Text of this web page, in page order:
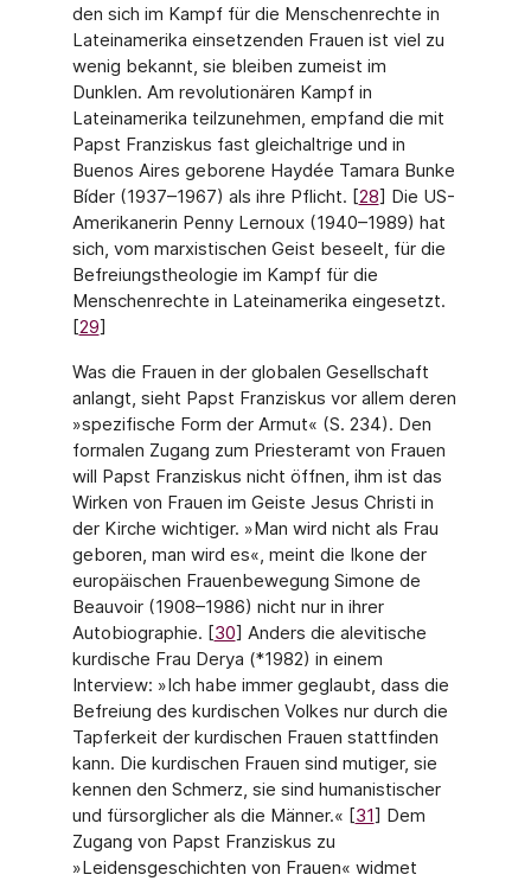
den sich im Kampf für die Menschenrechte in
Lateinamerika einsetzenden Frauen ist viel zu
wenig bekannt, sie bleiben zumeist im
Dunklen. Am revolutionären Kampf in
Lateinamerika teilzunehmen, empfand die mit
Papst Franziskus fast gleichaltrige und in
Buenos Aires geborene Haydée Tamara Bunke
Bíder (1937–1967) als ihre Pflicht. [28] Die US-
Amerikanerin Penny Lernoux (1940–1989) hat
sich, vom marxistischen Geist beseelt, für die
Befreiungs­theologie im Kampf für die
Menschenrechte in Lateinamerika eingesetzt.
[29]
Was die Frauen in der globalen Gesellschaft
anlangt, sieht Papst Franziskus vor allem deren
»spezifische Form der Armut« (S. 234). Den
formalen Zugang zum Priesteramt von Frauen
will Papst Franziskus nicht öffnen, ihm ist das
Wirken von Frauen im Geiste Jesus Christi in
der Kirche wichtiger. »Man wird nicht als Frau
geboren, man wird es«, meint die Ikone der
europäischen Frauenbewegung Simone de
Beauvoir (1908–1986) nicht nur in ihrer
Autobiographie. [30] Anders die alevitische
kurdische Frau Derya (*1982) in einem
Interview: »Ich habe immer geglaubt, dass die
Befreiung des kurdischen Vol­kes nur durch die
Tapferkeit der kurdischen Frauen stattfinden
kann. Die kurdischen Frauen sind mutiger, sie
kennen den Schmerz, sie sind humanistischer
und fürsorgli­cher als die Männer.« [31] Dem
Zugang von Papst Franziskus zu
»Leidensgeschichten von Frauen« widmet